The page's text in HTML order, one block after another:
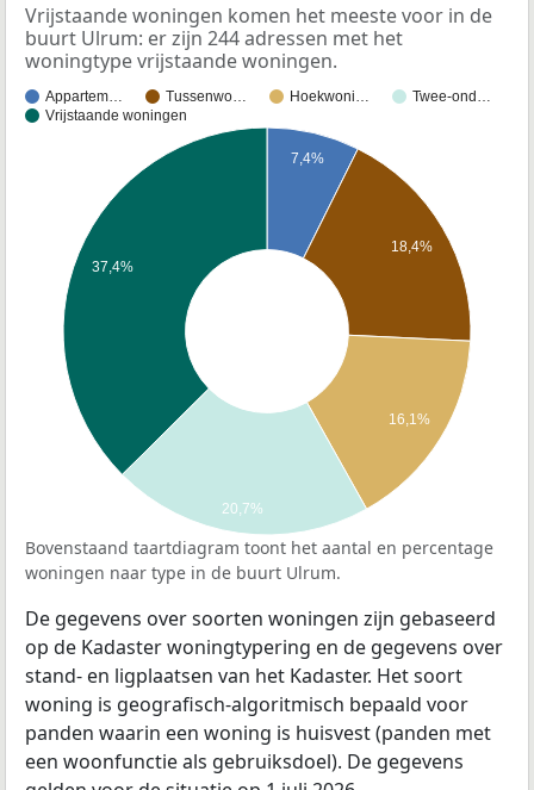
Vrijstaande woningen komen het meeste voor in de
buurt Ulrum: er zijn 244 adressen met het
woningtype vrijstaande woningen.
Appartem… Tussenwo… Hoekwoni…
Twee-ond…
Vrijstaande woningen
7,4%
18,4%
16,1%
37,4%
20,7%
Bovenstaand taartdiagram toont het aantal en percentage
woningen naar type in de buurt Ulrum.
De gegevens over soorten woningen zijn gebaseerd
op de Kadaster woningtypering en de gegevens over
stand- en ligplaatsen van het Kadaster. Het soort
woning is geografisch-algoritmisch bepaald voor
panden waarin een woning is huisvest (panden met
een woonfunctie als gebruiksdoel). De gegevens